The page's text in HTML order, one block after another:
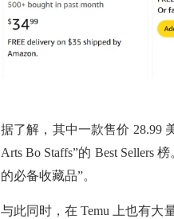
据了解，其中一款售价 28.99
Arts Bo Staffs”的 Best Sellers
的必备收藏品”。
与此同时，在 Temu 上也有大